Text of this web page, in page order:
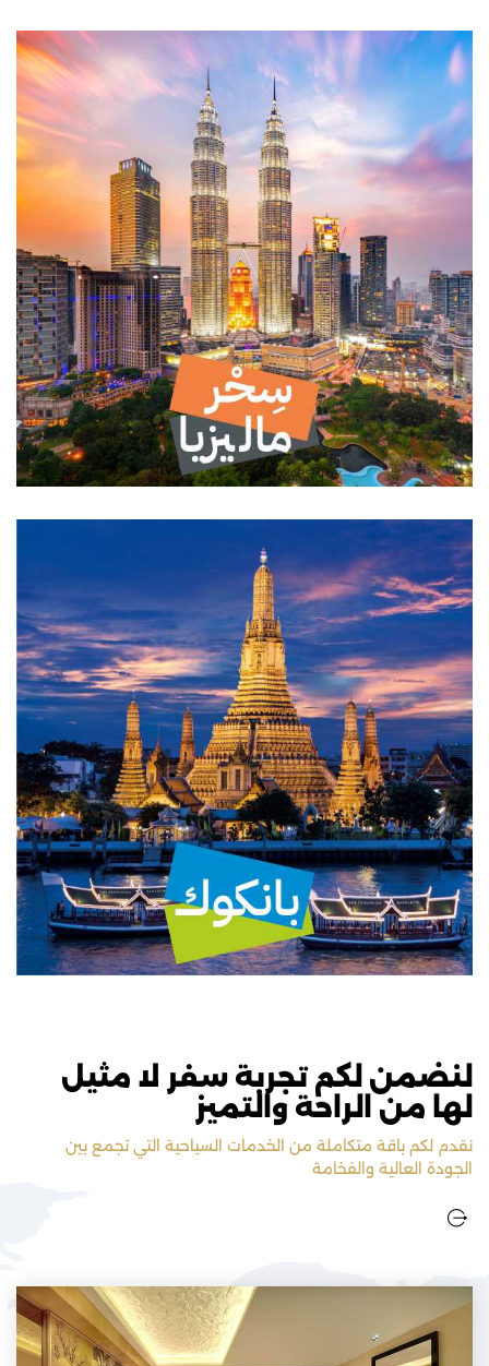
لنضمن لكم تجربة سفر لا مثيل
لها من الراحة والتميز
نقدم لكم باقة متكاملة من الخدمات السياحية التي تجمع بين
الجودة العالية والفخامة